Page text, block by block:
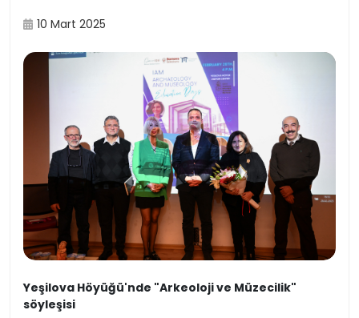
10 Mart 2025
Yeşilova Höyüğü'nde "Arkeoloji ve Müzecilik"
söyleşisi